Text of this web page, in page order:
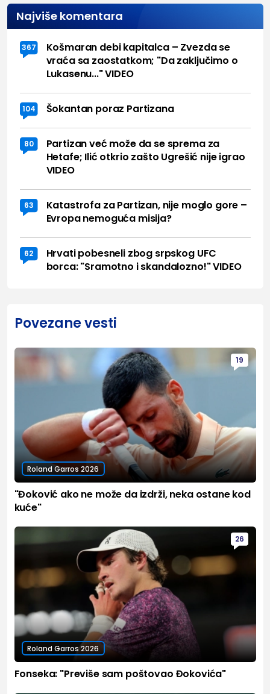
Najviše komentara
367
Košmaran debi kapitalca – Zvezda se
vraća sa zaostatkom; "Da zaključimo o
Lukasenu..." VIDEO
104 Šokantan poraz Partizana
80
Partizan već može da se sprema za
Hetafe; Ilić otkrio zašto Ugrešić nije igrao
VIDEO
63
Katastrofa za Partizan, nije moglo gore –
Evropa nemoguća misija?
62
Hrvati pobesneli zbog srpskog UFC
borca: "Sramotno i skandalozno!" VIDEO
Povezane vesti
19
Roland Garros 2026
"Đoković ako ne može da izdrži, neka ostane kod
kuće"
26
Roland Garros 2026
Fonseka: "Previše sam poštovao Đokovića"